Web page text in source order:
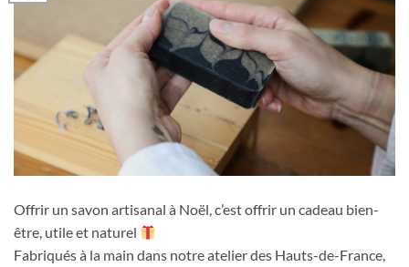
Offrir un savon artisanal à Noël, c’est offrir un cadeau bien-
être, utile et naturel
Fabriqués à la main dans notre atelier des Hauts-de-France,